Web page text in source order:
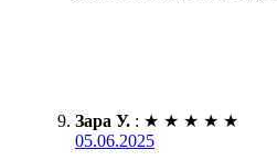
Зара У. : ★ ★ ★ ★ ★
05.06.2025